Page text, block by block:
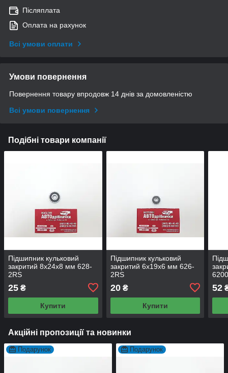
Післяплата
Оплата на рахунок
Всі умови оплати
Умови повернення
Повернення товару впродовж 14 днів за домовленістю
Всі умови повернення
Подібні товари компанії
Підшипник кульковий
закритий 8х24х8 мм 628-
2RS
25 ₴
Купити
Підшипник кульковий
закритий 6х19х6 мм 626-
2RS
20₴
Купити
52
Акційні пропозиції та новинки
Подарунок Подарунок